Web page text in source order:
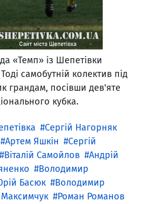
«Темп» із Шепетівки
самобутній колектив під
грандам, посівши дев'яте
кубка.
Сергій Нагорняк
Артем Яшкін
Сергій
Віталій Самойлов
Андрій
Володимир
Басюк
Володимир
Роман Романов